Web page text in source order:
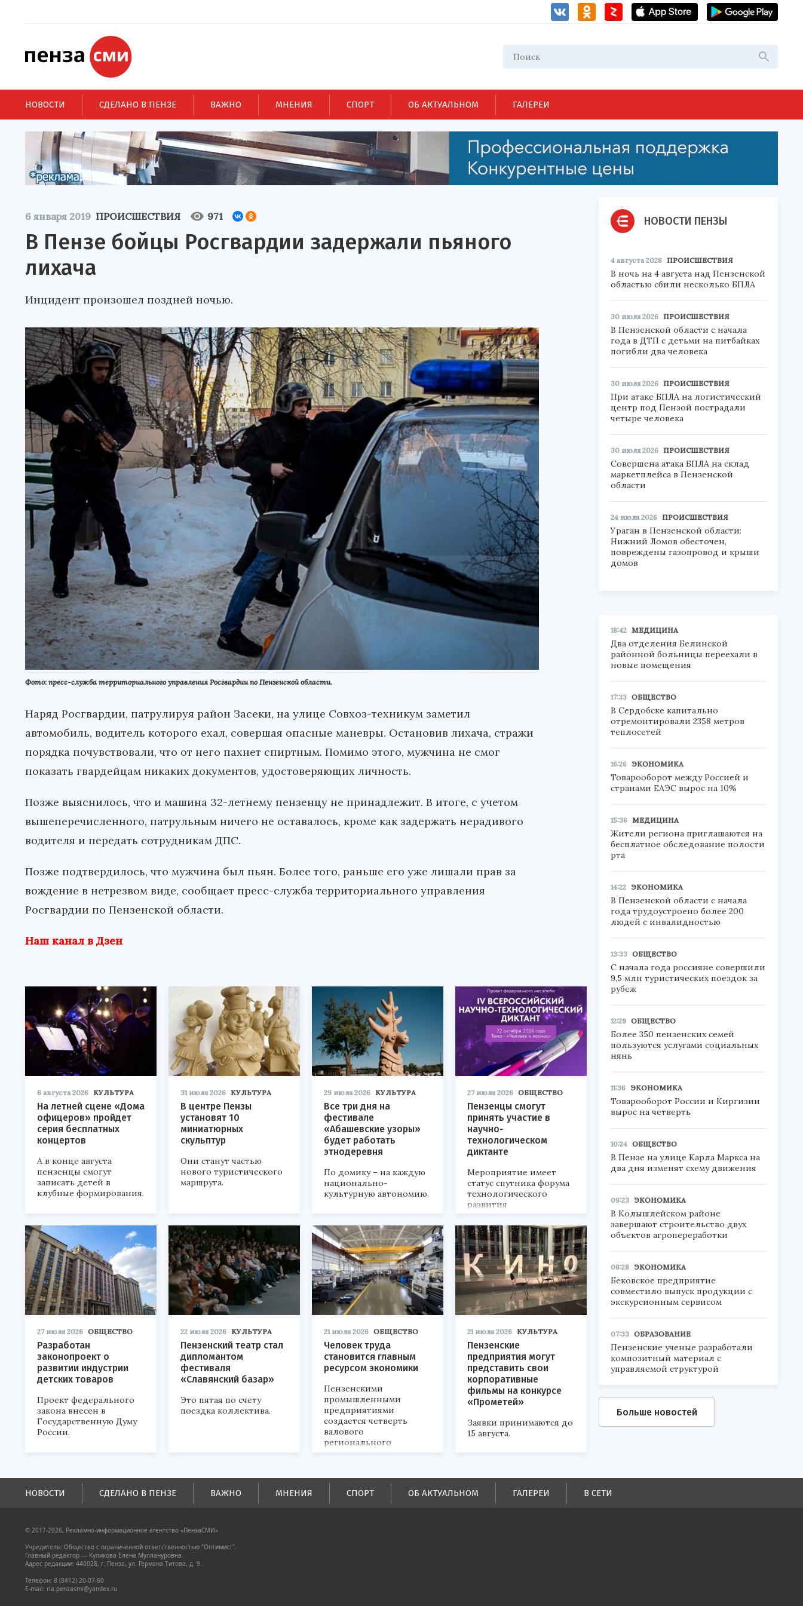
НОВОСТИ СДЕЛАНО В ПЕНЗЕ ВАЖНО МНЕНИЯ СПОРТ ОБ АКТУАЛЬНОМ ГАЛЕРЕИ
6 января 2019 ПРОИСШЕСТВИЯ 971
В Пензе бойцы Росгвардии задержали пьяного
лихача
Инцидент произошел поздней ночью.
Фото: пресс-служба территориального управления Росгвардии по Пензенской области.
Наряд Росгвардии, патрулируя район Засеки, на улице Совхоз-техникум заметил
автомобиль, водитель которого ехал, совершая опасные маневры. Остановив лихача, стражи
порядка почувствовали, что от него пахнет спиртным. Помимо этого, мужчина не смог
показать гвардейцам никаких документов, удостоверяющих личность.
Позже выяснилось, что и машина 32-летнему пензенцу не принадлежит. В итоге, с учетом
вышеперечисленного, патрульным ничего не оставалось, кроме как задержать нерадивого
водителя и передать сотрудникам ДПС.
Позже подтвердилось, что мужчина был пьян. Более того, раньше его уже лишали прав за
вождение в нетрезвом виде, сообщает пресс-служба территориального управления
Росгвардии по Пензенской области.
Наш канал в Дзен
6 августа 2026 КУЛЬТУРА
На летней сцене «Дома
офицеров» пройдет
серия бесплатных
концертов
А в конце августа
пензенцы смогут
записать детей в
клубные формирования.
31 июля 2026 КУЛЬТУРА
В центре Пензы
установят 10
миниатюрных
скульптур
Они станут частью
нового туристического
маршрута.
29 июля 2026 КУЛЬТУРА
Все три дня на
фестивале
«Абашевские узоры»
будет работать
этнодеревня
По домику – на каждую
национально-
культурную автономию.
27 июля 2026 ОБЩЕСТВО
Пензенцы смогут
принять участие в
научно-
технологическом
диктанте
Мероприятие имеет
статус спутника форума
технологического
развития
«Технопром-2026».
27 июля 2026 ОБЩЕСТВО
Разработан
законопроект о
развитии индустрии
детских товаров
Проект федерального
закона внесен в
Государственную Думу
России.
22 июля 2026 КУЛЬТУРА
Пензенский театр стал
дипломантом
фестиваля
«Славянский базар»
Это пятая по счету
поездка коллектива.
21 июля 2026 ОБЩЕСТВО
Человек труда
становится главным
ресурсом экономики
Пензенскими
промышленными
предприятиями
создается четверть
валового
регионального
продукта и
поступлений в
бюджеты всех уровней.
21 июля 2026 КУЛЬТУРА
Пензенские
предприятия могут
представить свои
корпоративные
фильмы на конкурсе
«Прометей»
Заявки принимаются до
15 августа.
НОВОСТИ ПЕНЗЫ
4 августа 2026 ПРОИСШЕСТВИЯ
В ночь на 4 августа над Пензенской
областью сбили несколько БПЛА
30 июля 2026 ПРОИСШЕСТВИЯ
В Пензенской области с начала
года в ДТП с детьми на питбайках
погибли два человека
30 июля 2026 ПРОИСШЕСТВИЯ
При атаке БПЛА на логистический
центр под Пензой пострадали
четыре человека
30 июля 2026 ПРОИСШЕСТВИЯ
Совершена атака БПЛА на склад
маркетплейса в Пензенской
области
24 июля 2026 ПРОИСШЕСТВИЯ
Ураган в Пензенской области:
Нижний Ломов обесточен,
повреждены газопровод и крыши
домов
18:42 МЕДИЦИНА
Два отделения Белинской
районной больницы переехали в
новые помещения
17:33 ОБЩЕСТВО
В Сердобске капитально
отремонтировали 2358 метров
теплосетей
16:26 ЭКОНОМИКА
Товарооборот между Россией и
странами ЕАЭС вырос на 10%
15:36 МЕДИЦИНА
Жители региона приглашаются на
бесплатное обследование полости
рта
14:22 ЭКОНОМИКА
В Пензенской области с начала
года трудоустроено более 200
людей с инвалидностью
13:33 ОБЩЕСТВО
С начала года россияне совершили
9,5 млн туристических поездок за
рубеж
12:29 ОБЩЕСТВО
Более 350 пензенских семей
пользуются услугами социальных
нянь
11:36 ЭКОНОМИКА
Товарооборот России и Киргизии
вырос на четверть
10:24 ОБЩЕСТВО
В Пензе на улице Карла Маркса на
два дня изменят схему движения
09:23 ЭКОНОМИКА
В Колышлейском районе
завершают строительство двух
объектов агропереработки
08:28 ЭКОНОМИКА
Бековское предприятие
совместило выпуск продукции с
экскурсионным сервисом
07:33 ОБРАЗОВАНИЕ
Пензенские ученые разработали
композитный материал с
управляемой структурой
Больше новостей
НОВОСТИ СДЕЛАНО В ПЕНЗЕ ВАЖНО МНЕНИЯ СПОРТ ОБ АКТУАЛЬНОМ ГАЛЕРЕИ В СЕТИ
© 2017-2026, Рекламно-информационное агентство «ПензаСМИ».
Учредитель: Общество с ограниченной ответственностью "Оптимист".
Главный редактор — Куликова Елена Муллануровна.
Адрес редакции: 440028, г. Пенза, ул. Германа Титова, д. 9.
Телефон: 8 (8412) 20-07-60
E-mail: ria.penzasmi@yandex.ru